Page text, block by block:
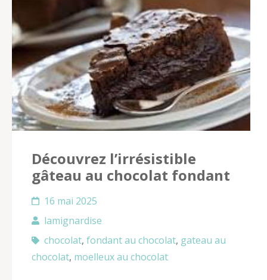
Découvrez l’irrésistible
gâteau au chocolat fondant
16 mai 2025
lamignardise
chocolat, fondant au chocolat, gateau au
chocolat, moelleux au chocolat